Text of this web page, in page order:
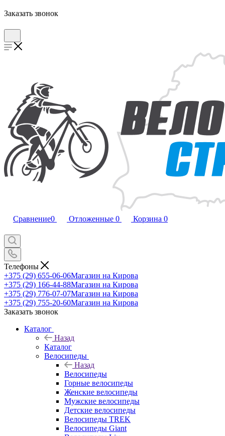
Заказать звонок
Сравнение0 Отложенные 0 Корзина 0
Телефоны
+375 (29) 655-06-06Магазин на Кирова
+375 (29) 166-44-88Магазин на Кирова
+375 (29) 776-07-07Магазин на Кирова
+375 (29) 755-20-60Магазин на Кирова
Заказать звонок
Каталог
Назад
Каталог
Велосипеды
Назад
Велосипеды
Горные велосипеды
Женские велосипеды
Мужские велосипеды
Детские велосипеды
Велосипеды TREK
Велосипеды Giant